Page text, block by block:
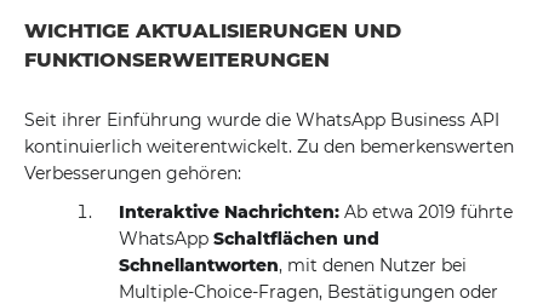
WICHTIGE AKTUALISIERUNGEN UND
FUNKTIONSERWEITERUNGEN
Seit ihrer Einführung wurde die WhatsApp Business API
kontinuierlich weiterentwickelt. Zu den bemerkenswerten
Verbesserungen gehören:
Interaktive Nachrichten:Ab etwa 2019 führte
WhatsAppSchaltflächen und
Schnellantworten, mit denen Nutzer bei
Multiple-Choice-Fragen, Bestätigungen oder